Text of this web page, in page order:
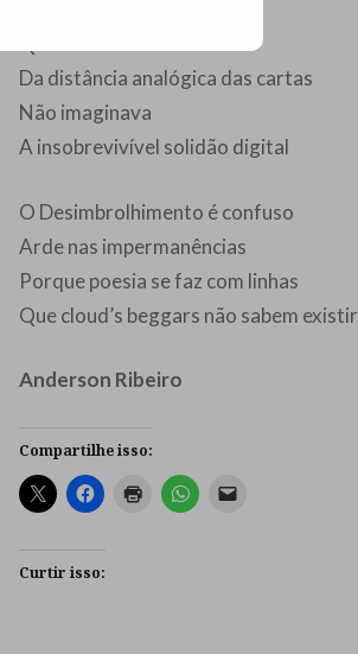
Da distância analógica das cartas
Não imaginava
A insobrevivível solidão digital
O Desimbrolhimento é confuso
Arde nas impermanências
Porque poesia se faz com linhas
Que cloud’s beggars não sabem existir
Anderson Ribeiro
Compartilhe isso:
Curtir isso: